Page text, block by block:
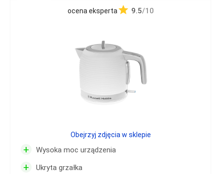
ocena eksperta 9.5/10
+ Wysoka moc urządzenia
+ Ukryta grzałka
Obejrzyj zdjęcia w sklepie